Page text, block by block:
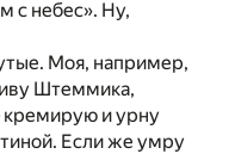
с небес». Ну,
Моя, например,
Штеммика,
кремирую и урну
Если же умру